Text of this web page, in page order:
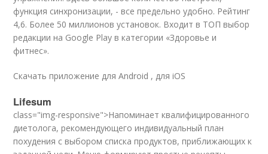
функция синхронизации, - все предельно удобно. Рейтинг
4,6. Более 50 миллионов установок. Входит в ТОП выбор
редакции на Google Play в категории «Здоровье и
фитнес».
Скачать приложение для Android , для iOS
Lifesum
class="img-responsive">Напоминает квалифицированного
диетолога, рекомендующего индивидуальный план
похудения с выбором списка продуктов, приближающих к